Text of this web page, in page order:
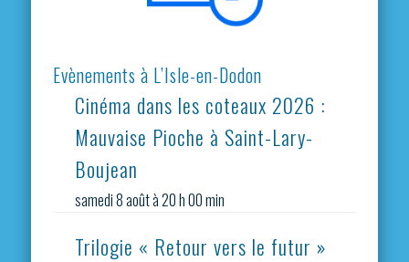
Evènements à L’Isle-en-Dodon
Cinéma dans les coteaux 2026 :
Mauvaise Pioche à Saint-Lary-
Boujean
samedi 8 août à 20 h 00 min
Trilogie « Retour vers le futur »